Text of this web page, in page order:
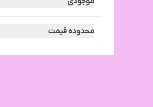
محدوده قیمت